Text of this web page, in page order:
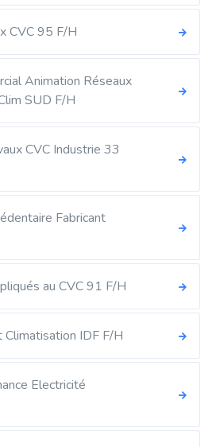
CVC 95 F/H
Animation Réseaux
SUD F/H
CVC Industrie 33
Fabricant
au CVC 91 F/H
Climatisation IDF F/H
Electricité